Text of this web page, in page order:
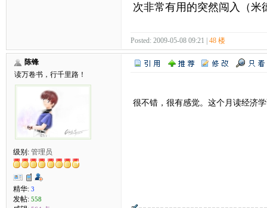
次非常有用的突然闯入（米
Posted: 2009-05-08 09:21 | 48 楼
陈锋
读万卷书，行千里路！
级别: 管理员
精华: 3
发帖: 558
很不错，很有感觉。这个月读经济